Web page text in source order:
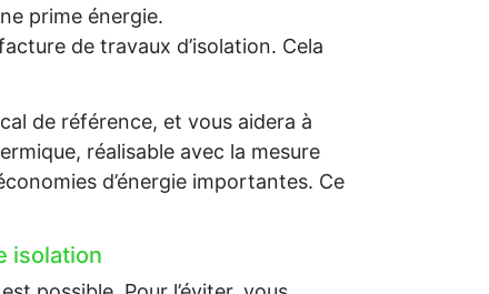
prime énergie.
de travaux d’isolation. Cela
de référence, et vous aidera à
réalisable avec la mesure
d’énergie importantes. Ce
isolation